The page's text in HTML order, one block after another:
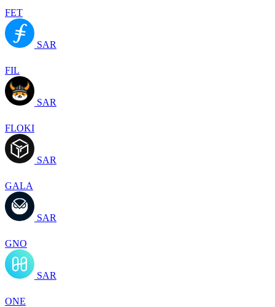
FET
SAR
FIL
SAR
FLOKI
SAR
GALA
SAR
GNO
SAR
ONE